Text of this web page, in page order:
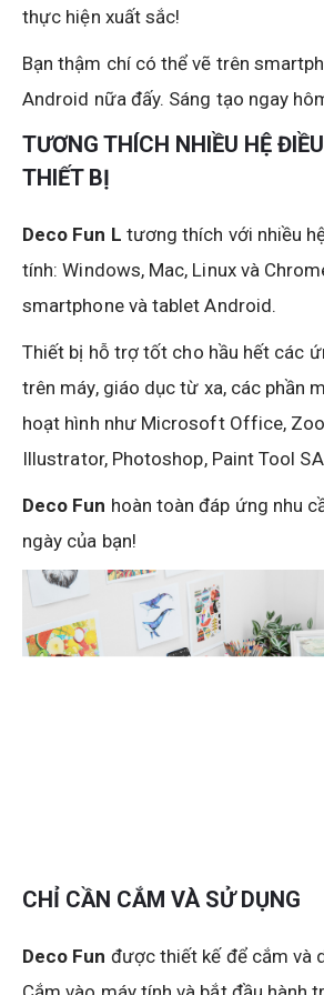
thực hiện xuất sắc!
Bạn thậm chí có thể vẽ trên
Android nữa đấy. Sáng tạo ngay
TƯƠNG THÍCH NHIỀU HỆ
THIẾT BỊ
Deco Fun L tương thích với nhiều
tính: Windows, Mac, Linux và
smartphone và tablet Android.
Thiết bị hỗ trợ tốt cho hầu hết các
trên máy, giáo dục từ xa, các phần
hoạt hình như Microsoft Office,
Illustrator, Photoshop, Paint Tool
Deco Fun hoàn toàn đáp ứng nhu
ngày của bạn!
CHỈ CẦN CẮM VÀ SỬ DỤNG
Deco Fun được thiết kế để cắm và